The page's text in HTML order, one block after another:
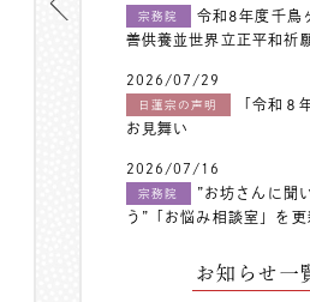
宗務院
令和8年度千鳥
善供養並世界立正平和祈
2026/07/29
日蓮宗の声明
「令和８
お見舞い
2026/07/16
宗務院
”お坊さんに聞
う”「お悩み相談室」を更
お知らせ一